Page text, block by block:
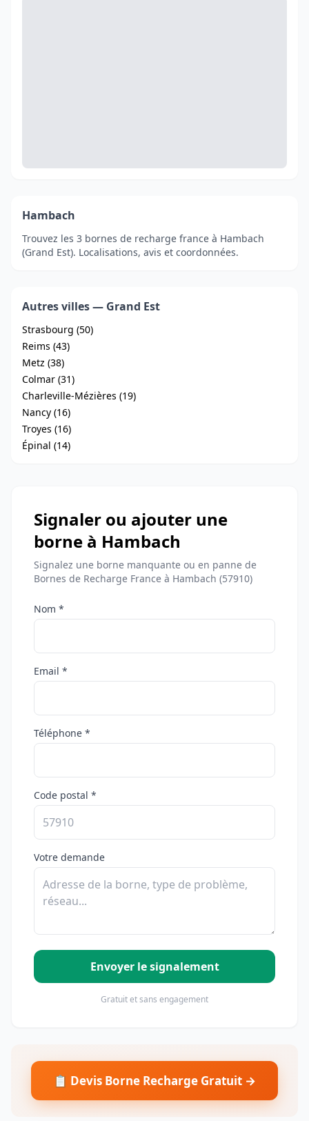
Hambach
Trouvez les 3 bornes de recharge france à Hambach
(Grand Est). Localisations, avis et coordonnées.
Autres villes — Grand Est
Strasbourg (50)
Reims (43)
Metz (38)
Colmar (31)
Charleville-Mézières (19)
Nancy (16)
Troyes (16)
Épinal (14)
Signaler ou ajouter une
borne à Hambach
Signalez une borne manquante ou en panne de
Bornes de Recharge France à Hambach (57910)
Nom *
Email *
Téléphone *
Code postal *
Votre demande
Envoyer le signalement
Gratuit et sans engagement
📋 Devis Borne Recharge Gratuit →